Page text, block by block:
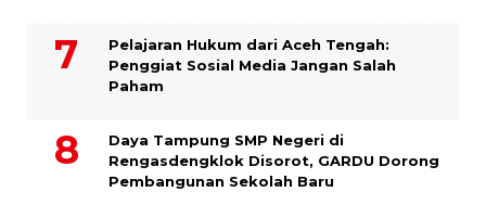
Pelajaran Hukum dari Aceh Tengah:
Penggiat Sosial Media Jangan Salah
Paham
Daya Tampung SMP Negeri di
Rengasdengklok Disorot, GARDU Dorong
Pembangunan Sekolah Baru